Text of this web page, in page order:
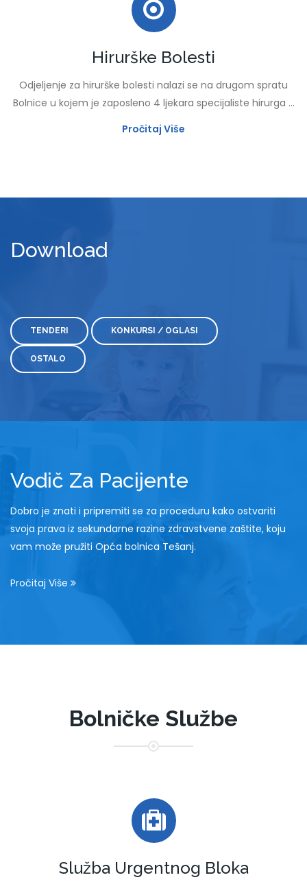
Hirurške Bolesti
Odjeljenje za hirurške bolesti nalazi se na drugom spratu
Bolnice u kojem je zaposleno 4 ljekara specijaliste hirurga ...
Pročitaj Više
Download
TENDERI KONKURSI / OGLASI
OSTALO
Vodič Za Pacijente
Dobro je znati i pripremiti se za proceduru kako ostvariti
svoja prava iz sekundarne razine zdravstvene zaštite, koju
vam može pružiti Opća bolnica Tešanj.
Pročitaj Više
Bolničke Službe
Služba Urgentnog Bloka